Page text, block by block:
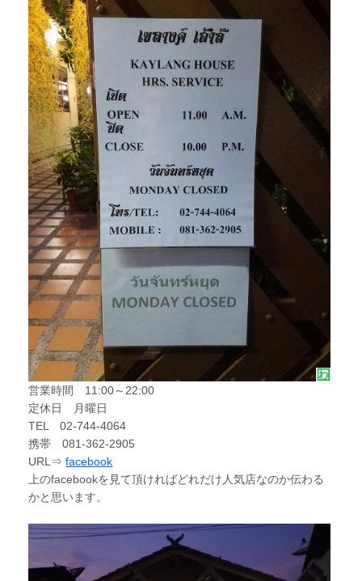
営業時間 11:00～22:00
定休日 月曜日
TEL 02-744-4064
携帯 081-362-2905
URL⇒facebook
上のfacebookを見て頂ければどれだけ人気店なのか伝わる
かと思います。